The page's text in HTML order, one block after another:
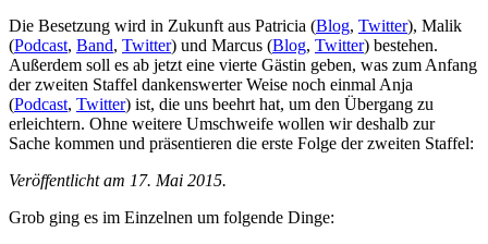
Die Besetzung wird in Zukunft aus Patricia (Blog, Twitter), Malik
(Podcast, Band, Twitter) und Marcus (Blog, Twitter) bestehen.
Außerdem soll es ab jetzt eine vierte Gästin geben, was zum Anfang
der zweiten Staffel dankenswerter Weise noch einmal Anja
(Podcast, Twitter) ist, die uns beehrt hat, um den Übergang zu
erleichtern. Ohne weitere Umschweife wollen wir deshalb zur
Sache kommen und präsentieren die erste Folge der zweiten Staffel:
Veröffentlicht am 17. Mai 2015.
Grob ging es im Einzelnen um folgende Dinge: